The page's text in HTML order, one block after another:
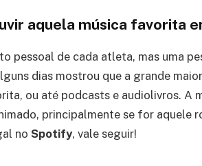
aquela música favorita
pessoal de cada atleta, mas uma
dias mostrou que a grande
ou até podcasts e audiolivros. A
principalmente se for aquele
no Spotify, vale seguir!